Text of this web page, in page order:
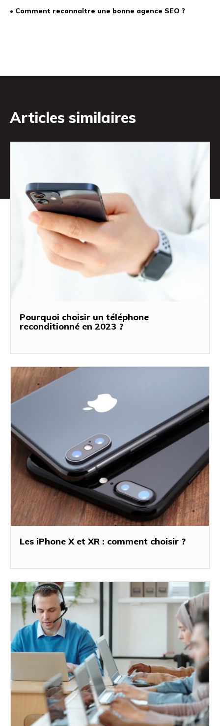
• Comment reconnaître une bonne agence SEO ?
Articles similaires
Pourquoi choisir un téléphone
reconditionné en 2023 ?
Les iPhone X et XR : comment choisir ?